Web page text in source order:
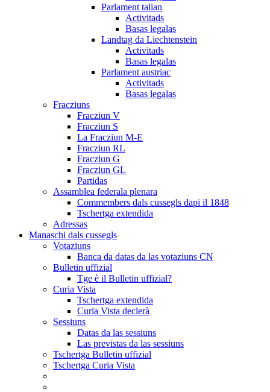
Parlament talian
Activitads
Basas legalas
Landtag da Liechtenstein
Activitads
Basas legalas
Parlament austriac
Activitads
Basas legalas
Fracziuns
Fracziun V
Fracziun S
La Fracziun M-E
Fracziun RL
Fracziun G
Fracziun GL
Partidas
Assamblea federala plenara
Commembers dals cussegls dapi il 1848
Tschertga extendida
Adressas
Manaschi dals cussegls
Votaziuns
Banca da datas da las votaziuns CN
Bulletin uffizial
Tge è il Bulletin uffizial?
Curia Vista
Tschertga extendida
Curia Vista declerà
Sessiuns
Datas da las sessiuns
Las previstas da las sessiuns
Tschertga Bulletin uffizial
Tschertga Curia Vista